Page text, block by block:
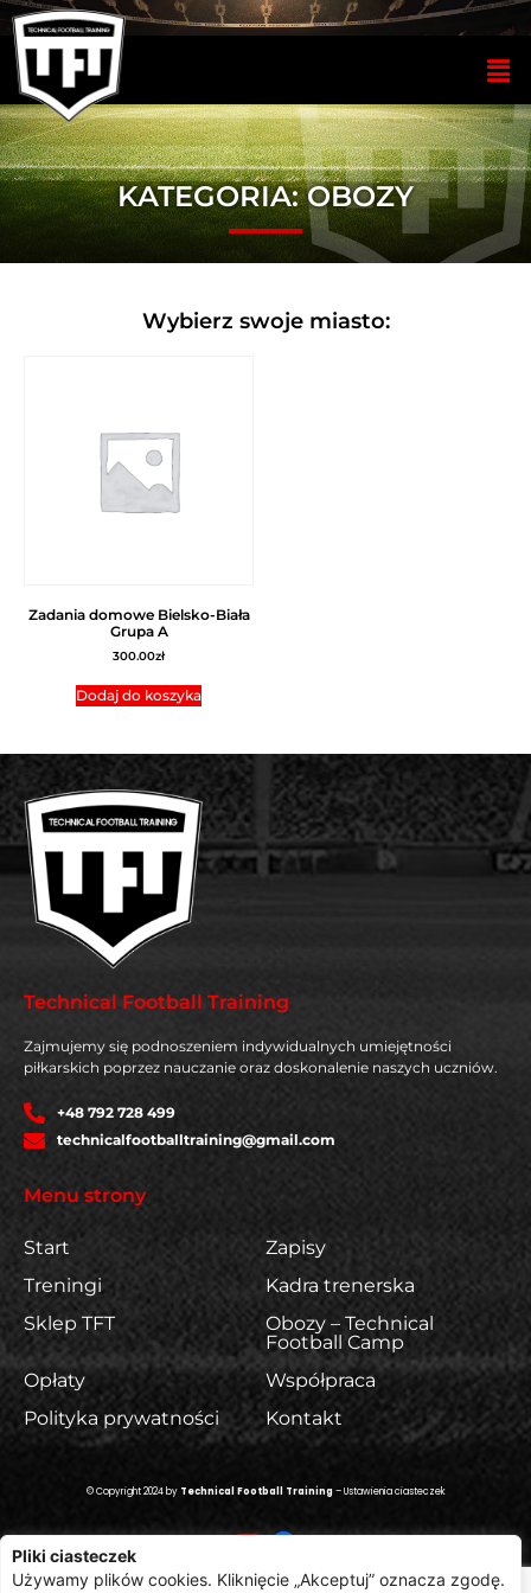
Pliki ciasteczek
Używamy plików cookies. Kliknięcie „Akceptuj” oznacza zgodę.
KATEGORIA:OBOZY
Wybierz swoje miasto:
Zadania domowe Bielsko-Biała
Grupa A
300.00zł
Dodaj do koszyka
Technical Football Training
Zajmujemy się podnoszeniem indywidualnych umiejętności
piłkarskich poprzez nauczanie oraz doskonalenie naszych uczniów.
+48 792 728 499
technicalfootballtraining@gmail.com
Menu strony
Start
Zapisy
Treningi
Kadra trenerska
Sklep TFT
Obozy – Technical
Football Camp
Opłaty
Współpraca
Polityka prywatności
Kontakt
© Copyright 2024 by Technical Football Training–Ustawienia ciasteczek